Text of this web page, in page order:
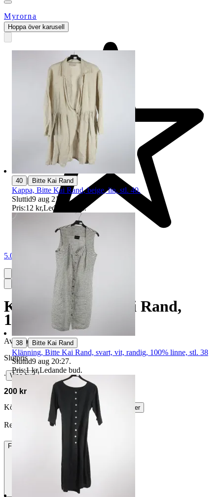
Myrorna
5.0
Klänning, Bitte Kai Rand,
100% lin, stl. L
Avslutad 7 jun 20:42
Slutpris
∙ Visa bud
200 kr
Köparskydd är valfritt hos företag.
Läs mer
RebeccaRuthstrom vann auktionen
Frakt
Hoppa över karusell
40 | Bitte Kai Rand
Kappa, Bitte Kai Rand, beige, lin, stl. 40.
Sluttid9 aug 21:41 .
Pris:12 kr,Ledande bud.
38 | Bitte Kai Rand
Klänning, Bitte Kai Rand, svart, vit, randig, 100% linne, stl. 38
Sluttid9 aug 20:27.
Pris:1 kr,Ledande bud.